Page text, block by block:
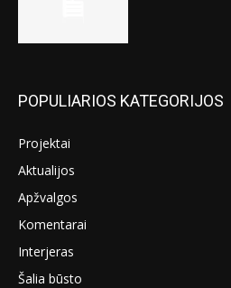
POPULIARIOS KATEGORIJOS
Projektai
Aktualijos
Apžvalgos
Komentarai
Interjeras
Šalia būsto